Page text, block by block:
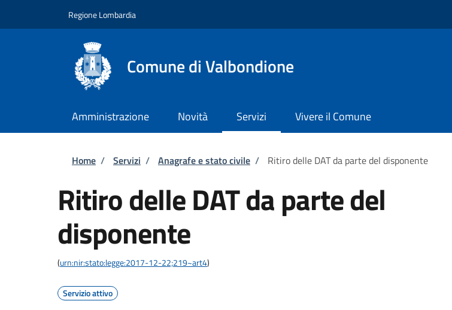
Regione Lombardia
Comune di Valbondione
Amministrazione Novità Servizi Vivere il Comune
Briciole di pane
Home / Servizi / Anagrafe e stato civile / Ritiro delle DAT da parte del disponente
Ritiro delle DAT da parte del
disponente
(urn:nir:stato:legge:2017-12-22;219~art4)
Servizio attivo